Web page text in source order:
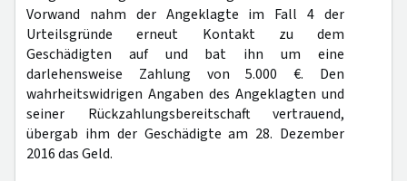
Vorwand nahm der Angeklagte im Fall 4 der
Urteilsgründe erneut Kontakt zu dem
Geschädigten auf und bat ihn um eine
darlehensweise Zahlung von 5.000 €. Den
wahrheitswidrigen Angaben des Angeklagten und
seiner Rückzahlungsbereitschaft vertrauend,
übergab ihm der Geschädigte am 28. Dezember
2016 das Geld.